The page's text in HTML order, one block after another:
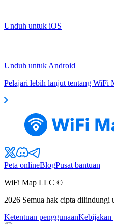
Unduh untuk iOS
Unduh untuk Android
Pelajari lebih lanjut tentang WiFi
Peta onlineBlogPusat bantuan
WiFi Map LLC ©
2026 Semua hak cipta dilindungi
Ketentuan penggunaanKebijakan